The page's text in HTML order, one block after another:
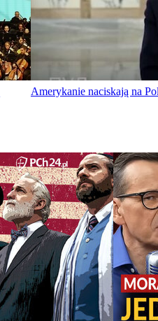
Amerykanie naciskają na